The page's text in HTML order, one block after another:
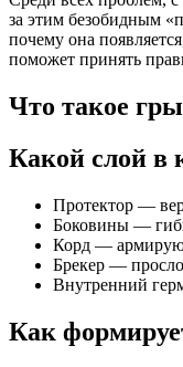
за этим безобидным
почему она
поможет принять
Что такое
Какой слой в
Протектор —
Боковины —
Корд —
Брекер —
Внутренний
Как